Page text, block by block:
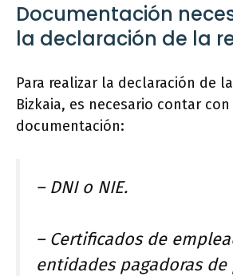
Documentación
la declaración de la
Para realizar la declaración de
Bizkaia, es necesario contar
documentación:
– DNI o NIE.
– Certificados de
entidades pagadoras de